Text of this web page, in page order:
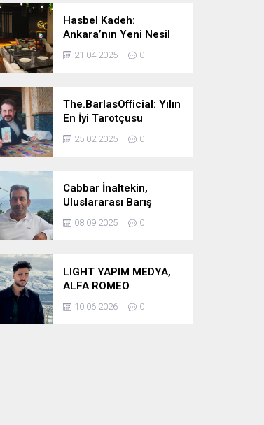
Hasbel Kadeh:
Ankara’nın Yeni Nesil
Mekanı – Meyhane &
Pub Keyfi
21.04.2025 0
The.BarlasOfficial: Yılın
En İyi Tarotçusu
Ödülüne Katılmadı!
25.02.2025 0
Cabbar İnaltekin,
Uluslararası Barış
Hareketi Silifke İlçe
Başkanlığı’na Atandı
08.09.2025 0
LIGHT YAPIM MEDYA,
ALFA ROMEO
BULUŞMASININ
PRODÜKSİYONUNU
10.06.2026 0